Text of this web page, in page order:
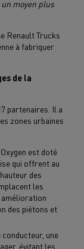
moyen plus
Renault Trucks
à fabriquer
de la
partenaires. Il a
zones urbaines
est doté
qui offrent au
des
les
amélioration
des piétons et
une
évitant les